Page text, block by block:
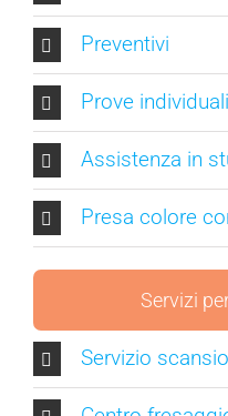
Preventivi
Prove individuali
Assistenza in
Presa colore
Servizi
Servizio